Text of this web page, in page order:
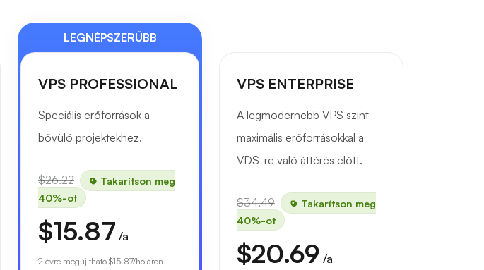
LEGNÉPSZERŰBB
VPS PROFESSIONAL
Speciális erőforrások a
bővülő projektekhez.
$26.22
Takarítson meg
40%-ot
$15.87 /a
2 évre megújítható $15.87/hó áron.
VPS ENTERPRISE
A legmodernebb VPS szint
maximális erőforrásokkal a
VDS-re való áttérés előtt.
$34.49
Takarítson meg
40%-ot
$20.69 /a